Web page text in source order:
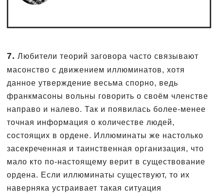
7. Любители теорий заговора часто связывают
масонство с движением иллюминатов, хотя
данное утверждение весьма спорно, ведь
франкмасоны вольны говорить о своём членстве
направо и налево. Так и появилась более-менее
точная информация о количестве людей,
состоящих в ордене. Иллюминаты же настолько
засекреченная и таинственная организация, что
мало кто по-настоящему верит в существование
ордена. Если иллюминаты существуют, то их
наверняка устраивает такая ситуация